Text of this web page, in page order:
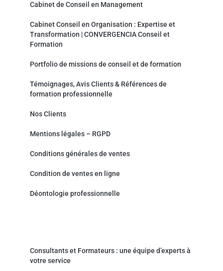
Cabinet de Conseil en Management
Cabinet Conseil en Organisation : Expertise et
Transformation | CONVERGENCIA Conseil et
Formation
Portfolio de missions de conseil et de formation
Témoignages, Avis Clients & Références de
formation professionnelle
Nos Clients
Mentions légales – RGPD
Conditions générales de ventes
Condition de ventes en ligne
Déontologie professionnelle
Consultants et Formateurs : une équipe d’experts à
votre service